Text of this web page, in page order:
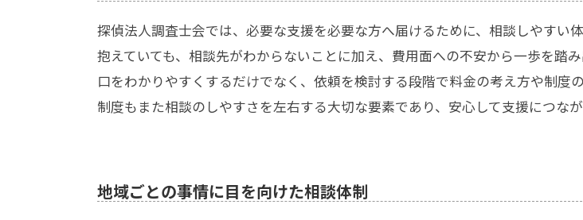
探偵法人調査士会では、必要な支援を必要な方へ届けるために、相談しやすい
抱えていても、相談先がわからないことに加え、費用面への不安から一歩を踏
口をわかりやすくするだけでなく、依頼を検討する段階で料金の考え方や制度
制度もまた相談のしやすさを左右する大切な要素であり、安心して支援につな
地域ごとの事情に目を向けた相談体制